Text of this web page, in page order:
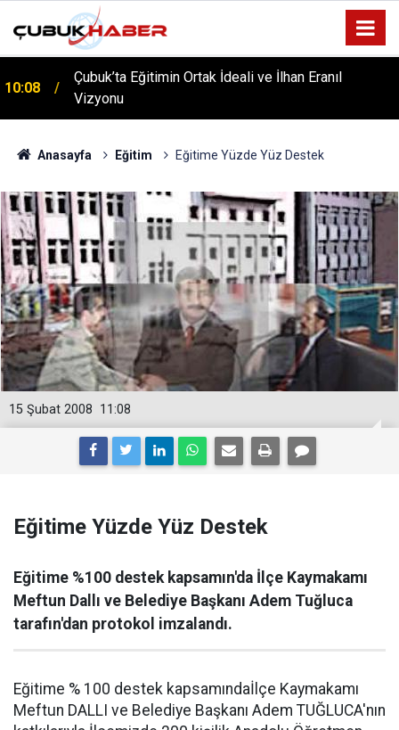
10:08
Çubuk’ta Eğitimin Ortak İdeali ve İlhan Eranıl
Vizyonu
12:06
ÇUBUK’TA ‘YAZA MERHABA’ COŞKUSU: Kursiyerler
Anasayfa Eğitim Eğitime Yüzde Yüz Destek
11:08
15 Şubat 2008
Eğitime Yüzde Yüz Destek
Eğitime %100 destek kapsamın'da İlçe Kaymakamı
Meftun Dallı ve Belediye Başkanı Adem Tuğluca
tarafın'dan protokol imzalandı.
Eğitime % 100 destek kapsamındaİlçe Kaymakamı
Meftun DALLI ve Belediye Başkanı Adem TUĞLUCA'nın